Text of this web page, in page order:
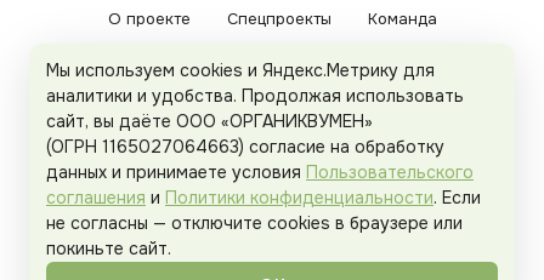
О проекте Спецпроекты Команда
Рекламодателям Политика конфиденциальности
Пользовательское соглашение
Organicwoman.ru . Все права защищены.
Мы используем cookies и Яндекс.Метрику для
аналитики и удобства. Продолжая использовать
сайт, вы даёте ООО «ОРГАНИКВУМЕН»
(ОГРН 1165027064663) согласие на обработку
данных и принимаете условия Пользовательского
соглашения и Политики конфиденциальности. Если
не согласны — отключите cookies в браузере или
покиньте сайт.